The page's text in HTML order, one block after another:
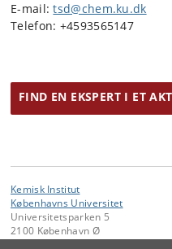
E-mail:tsd@chem.ku.dk
Telefon: +4593565147
FIND EN EKSPERT I ET
Kemisk Institut
Københavns Universitet
Universitetsparken 5
2100 København Ø